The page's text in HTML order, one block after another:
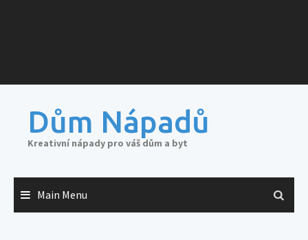
Dům Nápadů
Kreativní nápady pro váš dům a byt
Main Menu